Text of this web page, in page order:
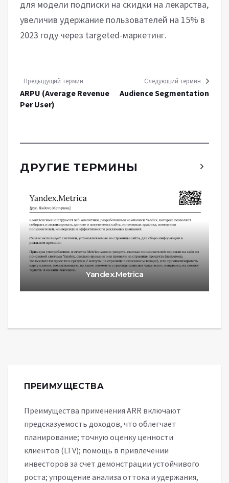
для модели подписки на скидки на лекарства,
увеличив удержание пользователей на 15% в
2023 году через targeted-маркетинг.
Предыдущий термин
ARPU (Average Revenue
Per User)
Следующий термин
Audience Segmentation
ДРУГИЕ ТЕРМИНЫ
Yandex.Metrica
ПРЕИМУЩЕСТВА
Преимущества применения ARR включают
предсказуемость доходов, что облегчает
планирование; точную оценку ценности
клиентов (LTV); помощь в привлечении
инвесторов за счет демонстрации устойчивого
роста; упрощение анализа оттока и удержания,